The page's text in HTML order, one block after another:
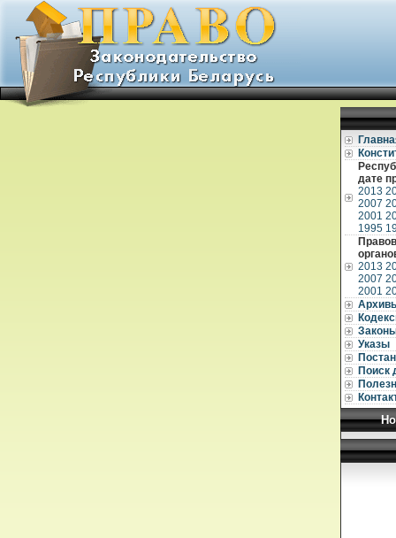
дате
2013
2007
2001
1995
2013
2007
2001
Указы
Поиск